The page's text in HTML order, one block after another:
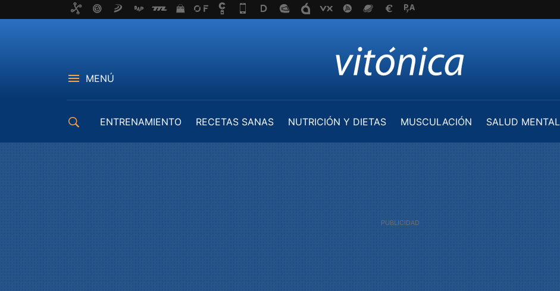
MENÚ
ENTRENAMIENTO RECETAS SANAS NUTRICIÓN Y DIETAS MUSCULACIÓN
SALUD MENTAL